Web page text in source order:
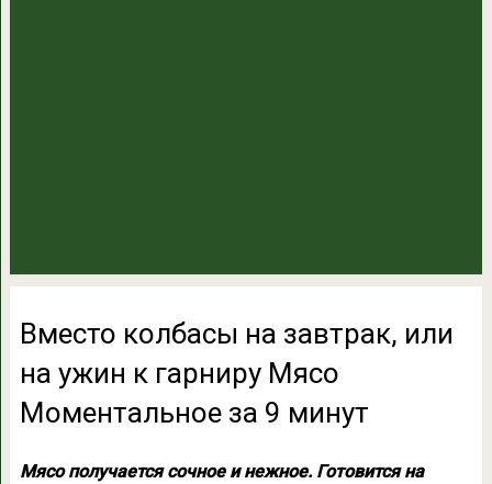
Вместо колбасы на завтрак, или
на ужин к гарниру Мясо
Моментальное за 9 минут
Мясо получается сочное и нежное. Готовится на